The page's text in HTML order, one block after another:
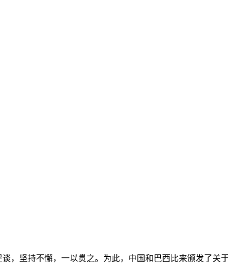
坚持不懈，一以贯之。为此，中国和巴西比来颁发了关